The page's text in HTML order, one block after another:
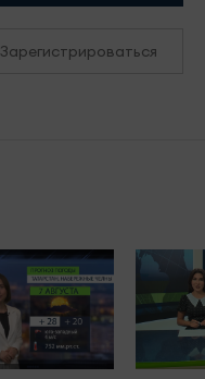
Зарегистрироваться